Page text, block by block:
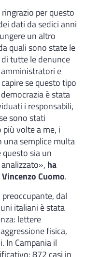
per questo
dati da sedici anni
un altro
quali sono state le
tutte le denunce
e
se questo tipo
è stata
i responsabili,
sono stati
volte a me, i
una semplice multa
sia un
ha
Cuomo.
dal
italiani è stata
lettere
fisica,
In Campania il
872 casi in